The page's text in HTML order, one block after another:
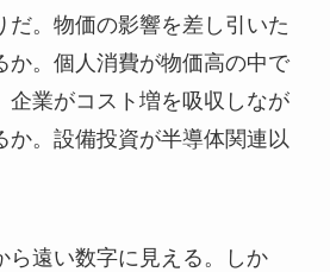
だ。物価の影響を差し引いた
か。個人消費が物価高の中で
企業がコスト増を吸収しなが
か。設備投資が半導体関連以
ら遠い数字に見える。しか